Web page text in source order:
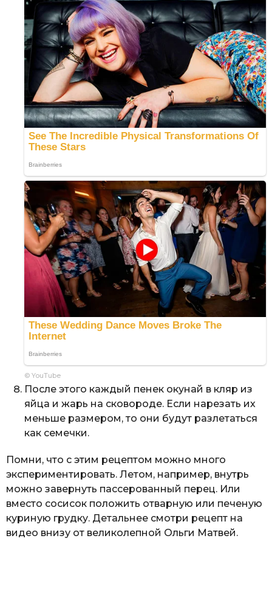
© YouTube
После этого каждый пенек окунай в кляр из
яйца и жарь на сковороде. Если нарезать их
меньше размером, то они будут разлетаться
как семечки.
Помни, что с этим рецептом можно много
экспериментировать. Летом, например, внутрь
можно завернуть пассерованный перец. Или
вместо сосисок положить отварную или печеную
куриную грудку. Детальнее смотри рецепт на
видео внизу от великолепной Ольги Матвей.